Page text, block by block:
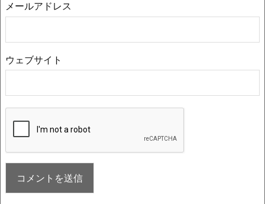
メールアドレス
ウェブサイト